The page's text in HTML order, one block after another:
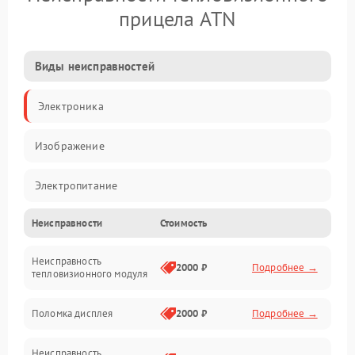
прицела ATN
Виды неисправностей
Электроника
Изображение
Электропитание
Измерения
Матрица
Неисправности Стоимость
Неисправность
тепловизионного модуля
2000 ₽ Подробнее →
Поломка дисплея 2000 ₽ Подробнее →